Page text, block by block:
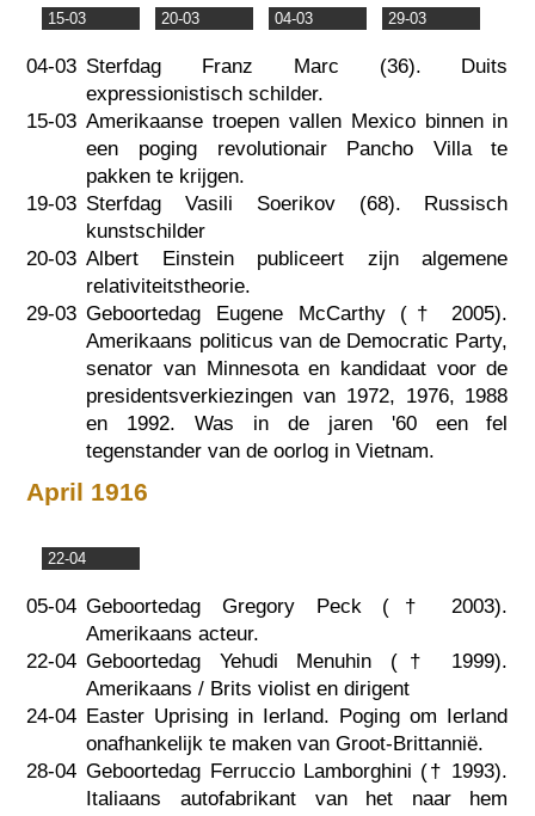
15-03 20-03 04-03 29-03
04-03 Sterfdag Franz Marc (36). Duits
expressionistisch schilder.
15-03 Amerikaanse troepen vallen Mexico binnen in
een poging revolutionair Pancho Villa te
pakken te krijgen.
19-03 Sterfdag Vasili Soerikov (68). Russisch
kunstschilder
20-03 Albert Einstein publiceert zijn algemene
relativiteitstheorie.
29-03 Geboortedag Eugene McCarthy (†2005).
Amerikaans politicus van de Democratic Party,
senator van Minnesota en kandidaat voor de
presidentsverkiezingen van 1972, 1976, 1988
en 1992. Was in de jaren '60 een fel
tegenstander van de oorlog in Vietnam.
April 1916
22-04
05-04 Geboortedag Gregory Peck (†2003).
Amerikaans acteur.
22-04 Geboortedag Yehudi Menuhin († 1999).
Amerikaans / Brits violist en dirigent
24-04 Easter Uprising in Ierland. Poging om Ierland
onafhankelijk te maken van Groot-Brittannië.
28-04 Geboortedag Ferruccio Lamborghini († 1993).
Italiaans autofabrikant van het naar hem